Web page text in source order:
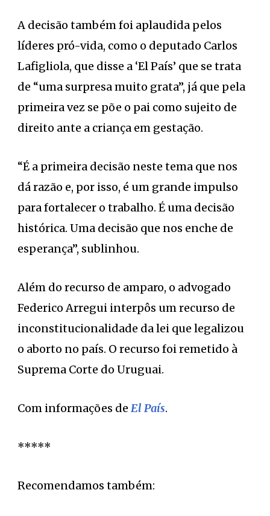
A decisão também foi aplaudida pelos
líderes pró-vida, como o deputado Carlos
Lafigliola, que disse a ‘El País’ que se trata
de “uma surpresa muito grata”, já que pela
primeira vez se põe o pai como sujeito de
direito ante a criança em gestação.
“É a primeira decisão neste tema que nos
dá razão e, por isso, é um grande impulso
para fortalecer o trabalho. É uma decisão
histórica. Uma decisão que nos enche de
esperança”, sublinhou.
Além do recurso de amparo, o advogado
Federico Arregui interpôs um recurso de
inconstitucionalidade da lei que legalizou
o aborto no país. O recurso foi remetido à
Suprema Corte do Uruguai.
Com informações de El País.
*****
Recomendamos também: